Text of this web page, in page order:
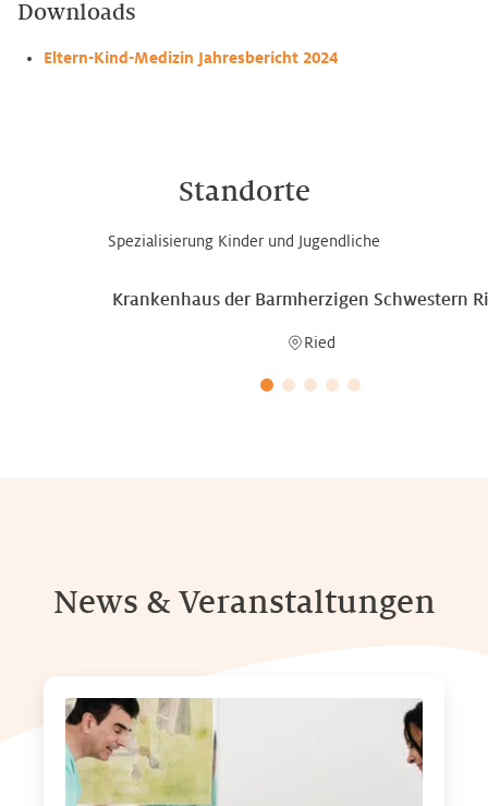
Downloads
Eltern-Kind-Medizin Jahresbericht 2024
Standorte
Spezialisierung Kinder und Jugendliche
Krankenhaus der Barmherzigen Schwestern
Ried
News & Veranstaltungen